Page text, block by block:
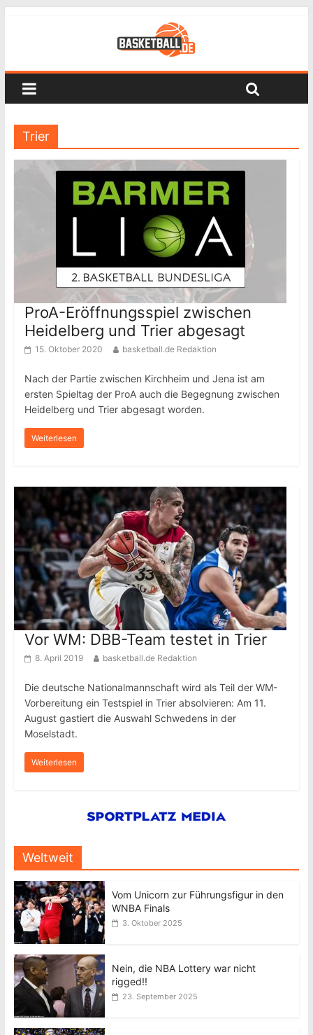
Trier
ProA-Eröffnungsspiel zwischen
Heidelberg und Trier abgesagt
15. Oktober 2020 basketball.de Redaktion
Nach der Partie zwischen Kirchheim und Jena ist am
ersten Spieltag der ProA auch die Begegnung zwischen
Heidelberg und Trier abgesagt worden.
Weiterlesen
Vor WM: DBB-Team testet in Trier
8. April 2019 basketball.de Redaktion
Die deutsche Nationalmannschaft wird als Teil der WM-
Vorbereitung ein Testspiel in Trier absolvieren: Am 11.
August gastiert die Auswahl Schwedens in der
Moselstadt.
Weiterlesen
Weltweit
Vom Unicorn zur Führungsfigur in den
WNBA Finals
3. Oktober 2025
Nein, die NBA Lottery war nicht
rigged!!
23. September 2025